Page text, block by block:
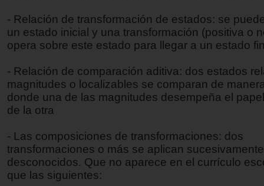
- Relación de transformación de estados: se
un estado inicial y una transformación (positiva o
opera sobre este estado para llegar a un estado
- Relación de comparación aditiva: dos estados
magnitudes o localizables se comparan de
donde una de las magnitudes desempeña el
de la otra
- Las composiciones de transformaciones: dos
transformaciones o más se aplican
desconocidos. Que no aparece en el currículo
que las siguientes: